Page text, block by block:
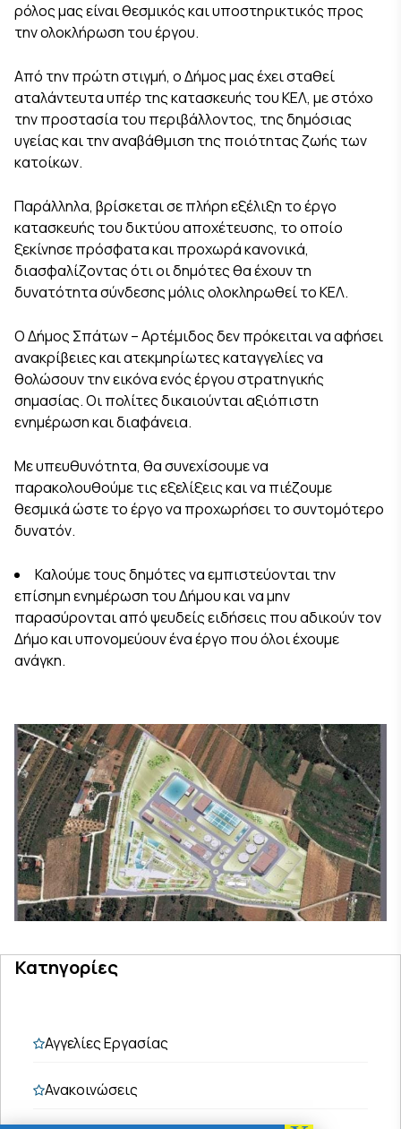
ρόλος μας είναι θεσμικός και υποστηρικτικός προς
την ολοκλήρωση του έργου.
Από την πρώτη στιγμή, ο Δήμος μας έχει σταθεί
αταλάντευτα υπέρ της κατασκευής του ΚΕΛ, με στόχο
την προστασία του περιβάλλοντος, της δημόσιας
υγείας και την αναβάθμιση της ποιότητας ζωής των
κατοίκων.
Παράλληλα, βρίσκεται σε πλήρη εξέλιξη το έργο
κατασκευής του δικτύου αποχέτευσης, το οποίο
ξεκίνησε πρόσφατα και προχωρά κανονικά,
διασφαλίζοντας ότι οι δημότες θα έχουν τη
δυνατότητα σύνδεσης μόλις ολοκληρωθεί το ΚΕΛ.
Ο Δήμος Σπάτων – Αρτέμιδος δεν πρόκειται να αφήσει
ανακρίβειες και ατεκμηρίωτες καταγγελίες να
θολώσουν την εικόνα ενός έργου στρατηγικής
σημασίας. Οι πολίτες δικαιούνται αξιόπιστη
ενημέρωση και διαφάνεια.
Με υπευθυνότητα, θα συνεχίσουμε να
παρακολουθούμε τις εξελίξεις και να πιέζουμε
θεσμικά ώστε το έργο να προχωρήσει το συντομότερο
δυνατόν.
Καλούμε τους δημότες να εμπιστεύονται την
επίσημη ενημέρωση του Δήμου και να μην
παρασύρονται από ψευδείς ειδήσεις που αδικούν τον
Δήμο και υπονομεύουν ένα έργο που όλοι έχουμε
ανάγκη.
Κατηγορίες
Αγγελίες Εργασίας
Ανακοινώσεις